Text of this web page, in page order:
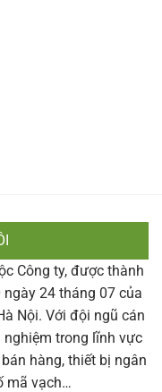
Công ty, được thành
24 tháng 07 của
Nội. Với đội ngũ cán
nghiệm trong lĩnh vực
hàng, thiết bị ngân
mã vạch…